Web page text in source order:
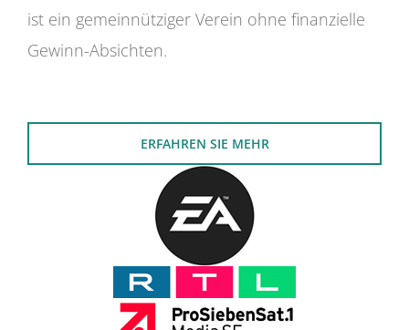
ist ein gemeinnütziger Verein ohne finanzielle
Gewinn-Absichten.
ERFAHREN SIE MEHR